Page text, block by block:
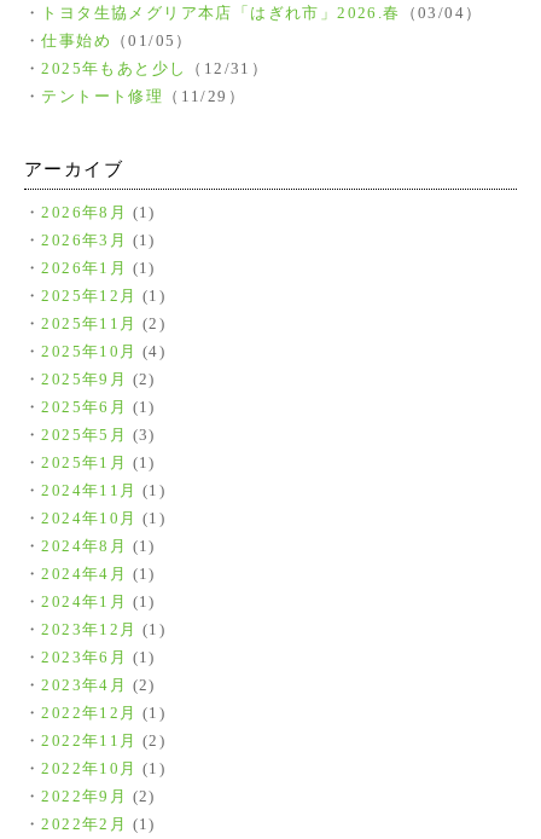
トヨタ生協メグリア本店「はぎれ市」2026.春
（03/04）
仕事始め
（01/05）
2025年もあと少し
（12/31）
テントート修理
（11/29）
アーカイブ
2026年8月
(1)
2026年3月
(1)
2026年1月
(1)
2025年12月
(1)
2025年11月
(2)
2025年10月
(4)
2025年9月
(2)
2025年6月
(1)
2025年5月
(3)
2025年1月
(1)
2024年11月
(1)
2024年10月
(1)
2024年8月
(1)
2024年4月
(1)
2024年1月
(1)
2023年12月
(1)
2023年6月
(1)
2023年4月
(2)
2022年12月
(1)
2022年11月
(2)
2022年10月
(1)
2022年9月
(2)
2022年2月
(1)